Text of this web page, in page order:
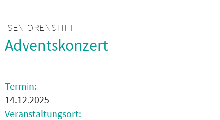
SENIORENSTIFT
Adventskonzert
Termin:
14.12.2025
Veranstaltungsort: